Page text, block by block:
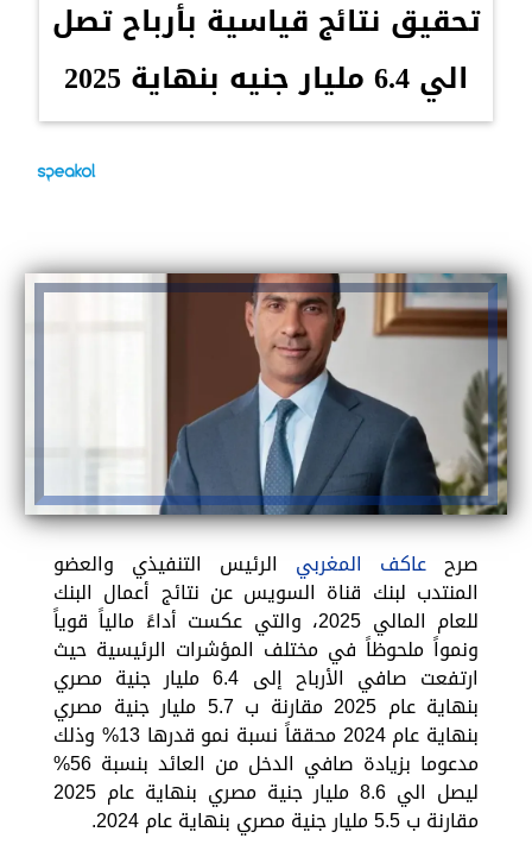
تحقيق نتائج قياسية بأرباح تصل
الي 6.4 مليار جنيه بنهاية 2025
صرح عاكف المغربي الرئيس التنفيذي والعضو
المنتدب لبنك قناة السويس عن نتائج أعمال البنك
للعام المالي 2025، والتي عكست أداءً مالياً قوياً
ونمواً ملحوظاً في مختلف المؤشرات الرئيسية حيث
ارتفعت صافي الأرباح إلى 6.4 مليار جنية مصري
بنهاية عام 2025 مقارنة ب 5.7 مليار جنية مصري
بنهاية عام 2024 محققاً نسبة نمو قدرها 13% وذلك
مدعوما بزيادة صافي الدخل من العائد بنسبة 56%
ليصل الي 8.6 مليار جنية مصري بنهاية عام 2025
مقارنة ب 5.5 مليار جنية مصري بنهاية عام 2024.